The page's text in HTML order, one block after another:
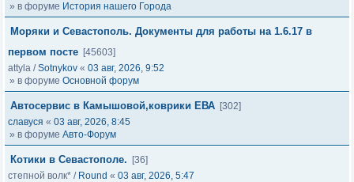
» в форуме История нашего Города
Моряки и Севастополь. Документы для работы на 1.6.17 в
первом посте [45603]
attyla /Sotnykov « 03 авг, 2026, 9:52
» в форуме Основной форум
Автосервис в Камышовой,коврики ЕВА [302]
славуся « 03 авг, 2026, 8:45
» в форуме Авто-Форум
Котики в Севастополе.
[36]
степной волк* / Round « 03 авг, 2026, 5:47